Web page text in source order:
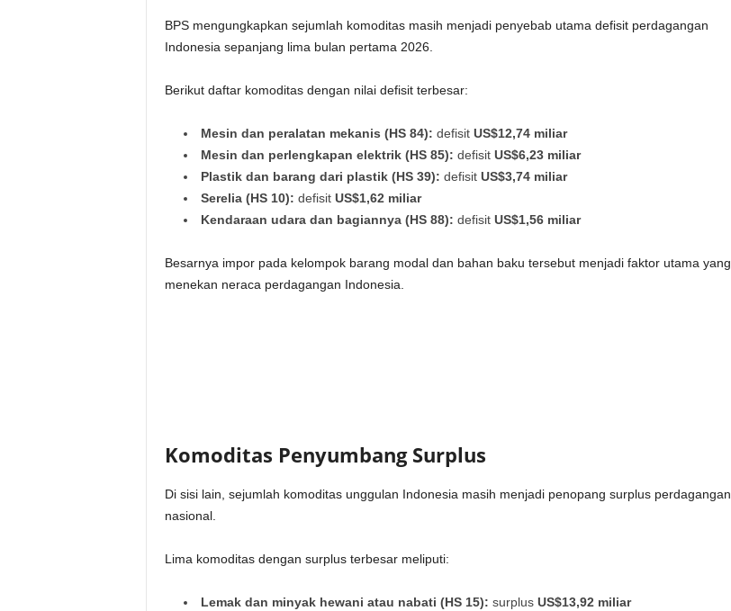
BPS mengungkapkan sejumlah komoditas masih menjadi penyebab utama defisit perdagangan
Indonesia sepanjang lima bulan pertama 2026.
Berikut daftar komoditas dengan nilai defisit terbesar:
Mesin dan peralatan mekanis (HS 84): defisit US$12,74 miliar
Mesin dan perlengkapan elektrik (HS 85): defisit US$6,23 miliar
Plastik dan barang dari plastik (HS 39): defisit US$3,74 miliar
Serelia (HS 10): defisit US$1,62 miliar
Kendaraan udara dan bagiannya (HS 88): defisit US$1,56 miliar
Besarnya impor pada kelompok barang modal dan bahan baku tersebut menjadi faktor utama yang
menekan neraca perdagangan Indonesia.
Komoditas Penyumbang Surplus
Di sisi lain, sejumlah komoditas unggulan Indonesia masih menjadi penopang surplus perdagangan
nasional.
Lima komoditas dengan surplus terbesar meliputi:
Lemak dan minyak hewani atau nabati (HS 15): surplus US$13,92 miliar